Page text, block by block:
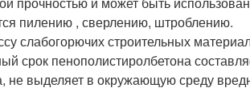
пилению , сверлению, штроблению.
слабогорючих строительных
срок пенополистиролбетона
не выделяет в окружающую среду